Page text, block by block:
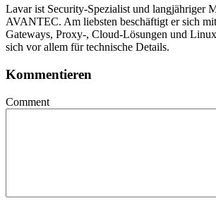
Lavar ist Security-Spezialist und langjähriger
AVANTEC. Am liebsten beschäftigt er sich
Gateways, Proxy-, Cloud-Lösungen und
sich vor allem für technische Details.
Kommentieren
Comment